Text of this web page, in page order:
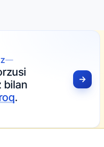
bilan
.